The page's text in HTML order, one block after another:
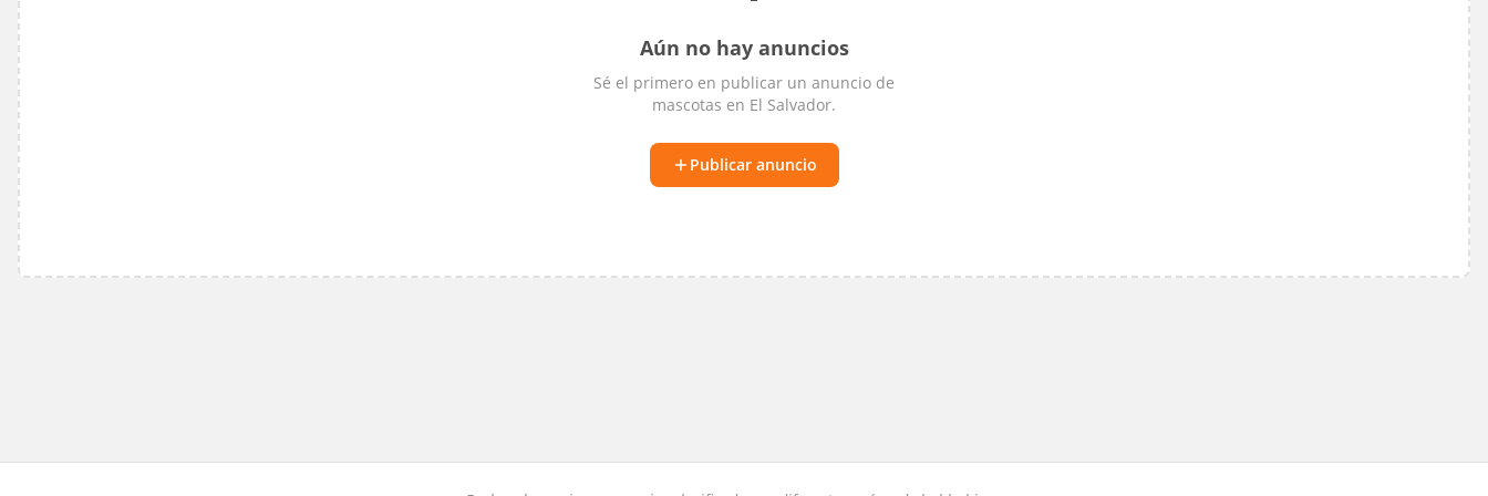
Aún no hay anuncios
Sé el primero en publicar un anuncio de
mascotas en El Salvador.
Publicar anuncio